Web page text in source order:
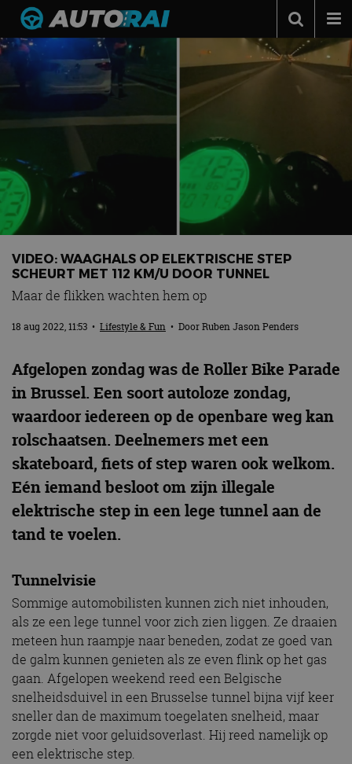
Autonieuws
Podcast
Autotests
Adverteren
Contact
MotorRAI.nl
VIDEO: WAAGHALS OP ELEKTRISCHE STEP
SCHEURT MET 112 KM/U DOOR TUNNEL
Maar de flikken wachten hem op
18 aug 2022, 11:53 • Lifestyle & Fun • DoorRuben Jason Penders
Afgelopen zondag was de Roller Bike Parade
in Brussel. Een soort autoloze zondag,
waardoor iedereen op de openbare weg kan
rolschaatsen. Deelnemers met een
skateboard, fiets of step waren ook welkom.
Eén iemand besloot om zijn illegale
elektrische step in een lege tunnel aan de
tand te voelen.
Tunnelvisie
Sommige automobilisten kunnen zich niet inhouden,
als ze een lege tunnel voor zich zien liggen. Ze draaien
meteen hun raampje naar beneden, zodat ze goed van
de galm kunnen genieten als ze even flink op het gas
gaan. Afgelopen weekend reed een Belgische
snelheidsduivel in een Brusselse tunnel bijna vijf keer
sneller dan de maximum toegelaten snelheid, maar
zorgde niet voor geluidsoverlast. Hij reed namelijk op
een elektrische step.